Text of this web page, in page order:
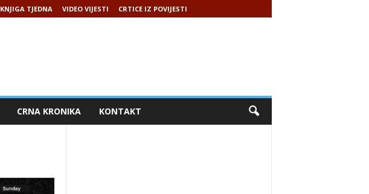
KNJIGA TJEDNA VIDEO VIJESTI CRTICE IZ POVIJESTI
CRNA KRONIKA KONTAKT